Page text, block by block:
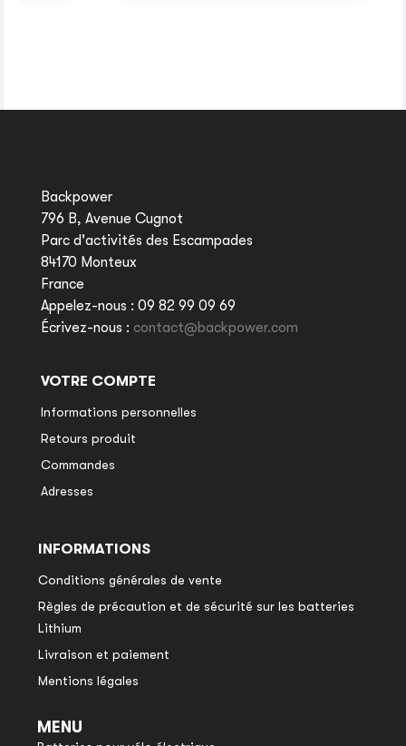
Backpower
796 B, Avenue Cugnot
Parc d'activités des Escampades
84170 Monteux
France
Appelez-nous : 09 82 99 09 69
Écrivez-nous : contact@backpower.com
VOTRE COMPTE
Informations personnelles
Retours produit
Commandes
Adresses
INFORMATIONS
Conditions générales de vente
Règles de précaution et de sécurité sur les batteries
Lithium
Livraison et paiement
Mentions légales
MENU